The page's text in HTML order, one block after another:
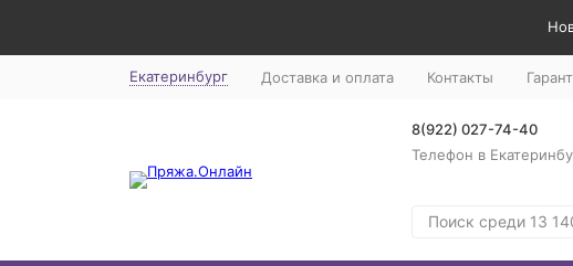
Екатеринбург Доставка и оплата Контакты
8(922) 027-74-40
Телефон в